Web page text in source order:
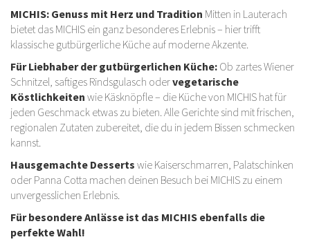
MICHIS: Genuss mit Herz und Tradition Mitten in Lauterach
bietet das MICHIS ein ganz besonderes Erlebnis – hier trifft
klassische gutbürgerliche Küche auf moderne Akzente.
Für Liebhaber der gutbürgerlichen Küche: Ob zartes Wiener
Schnitzel, saftiges Rindsgulasch odervegetarische
Köstlichkeiten wie Käsknöpfle – die Küche von MICHIS hat für
jeden Geschmack etwas zu bieten. Alle Gerichte sind mit frischen,
regionalen Zutaten zubereitet, die du in jedem Bissen schmecken
kannst.
Hausgemachte Desserts wie Kaiserschmarren, Palatschinken
oder Panna Cotta machen deinen Besuch bei MICHIS zu einem
unvergesslichen Erlebnis.
Für besondere Anlässe ist das MICHIS ebenfalls die
perfekte Wahl!